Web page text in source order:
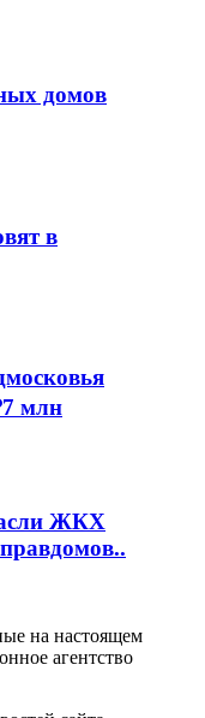
домов
в
млн
ЖКХ
на настоящем
агентство